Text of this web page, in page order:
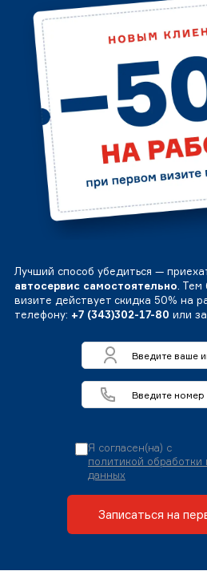
Лучший способ убедиться —
автосервис самостоятельно. Тем
визите действует скидка 50% на
телефону: +7 (343)302-17-80 или
Я согласен(на) с
политикой обработки
данных
Записаться на